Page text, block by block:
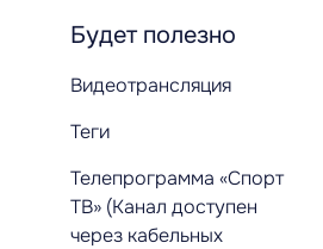
Будет полезно
Видеотрансляция
Теги
Телепрограмма «Спорт
ТВ» (Канал доступен
через кабельных